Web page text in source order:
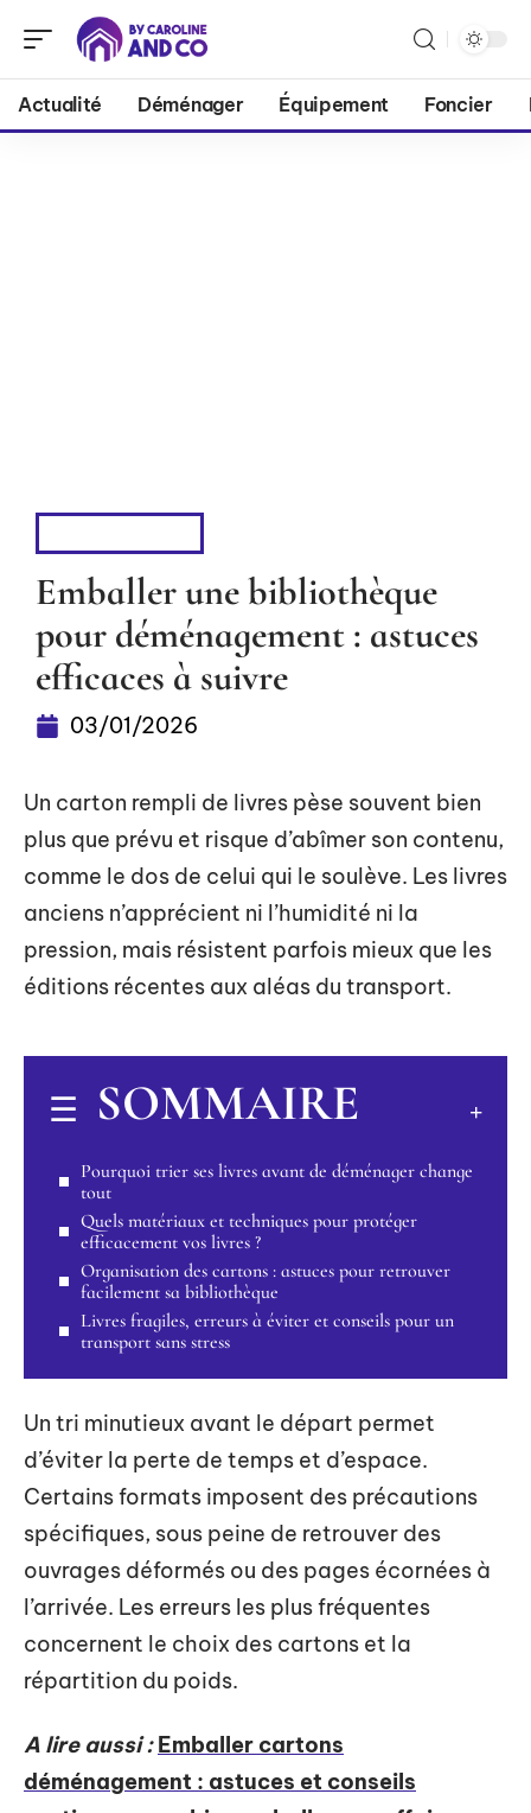
Actualité Déménager Équipement Foncier
Emballer une bibliothèque
pour déménagement : astuces
efficaces à suivre
03/01/2026
Un carton rempli de livres pèse souvent bien
plus que prévu et risque d’abîmer son contenu,
comme le dos de celui qui le soulève. Les livres
anciens n’apprécient ni l’humidité ni la
pression, mais résistent parfois mieux que les
éditions récentes aux aléas du transport.
SOMMAIRE
Pourquoi trier ses livres avant de déménager change
tout
Quels matériaux et techniques pour protéger
efficacement vos livres ?
Organisation des cartons : astuces pour retrouver
facilement sa bibliothèque
Livres fragiles, erreurs à éviter et conseils pour un
transport sans stress
Un tri minutieux avant le départ permet
d’éviter la perte de temps et d’espace.
Certains formats imposent des précautions
spécifiques, sous peine de retrouver des
ouvrages déformés ou des pages écornées à
l’arrivée. Les erreurs les plus fréquentes
concernent le choix des cartons et la
répartition du poids.
A lire aussi : Emballer cartons
déménagement : astuces et conseils